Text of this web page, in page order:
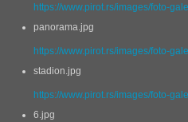
https://www.pirot.rs/images/foto-
panorama.jpg
https://www.pirot.rs/images/foto-
stadion.jpg
https://www.pirot.rs/images/foto-
6.jpg